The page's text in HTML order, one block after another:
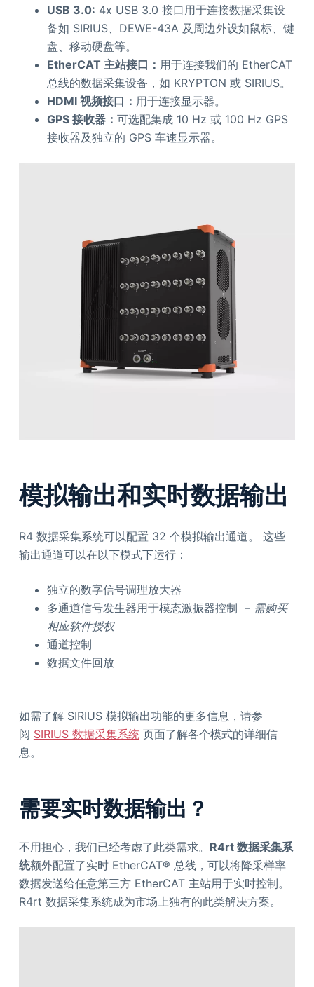
USB 3.0: 4x USB 3.0 接口用于连接数据采集设
备如 SIRIUS、DEWE-43A 及周边外设如鼠标、键
盘、移动硬盘等。
EtherCAT 主站接口： 用于连接我们的 EtherCAT
总线的数据采集设备，如 KRYPTON 或 SIRIUS。
HDMI 视频接口： 用于连接显示器。
GPS 接收器： 可选配集成 10 Hz 或 100 Hz GPS
接收器及独立的 GPS 车速显示器。
模拟输出和实时数据输出
R4 数据采集系统可以配置 32 个模拟输出通道。 这些
输出通道可以在以下模式下运行：
独立的数字信号调理放大器
多通道信号发生器用于模态激振器控制 – 需购买
相应软件授权
通道控制
数据文件回放
如需了解 SIRIUS 模拟输出功能的更多信息，请参
阅 SIRIUS 数据采集系统页面了解各个模式的详细信
息。
需要实时数据输出？
不用担心，我们已经考虑了此类需求。 R4rt 数据采集系
统额外配置了实时 EtherCAT® 总线，可以将降采样率
数据发送给任意第三方 EtherCAT 主站用于实时控制。
R4rt 数据采集系统成为市场上独有的此类解决方案。